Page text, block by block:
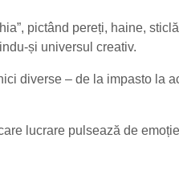
pictând pereți, haine,
și universul creativ.
diverse – de la impasto la
lucrare pulsează de